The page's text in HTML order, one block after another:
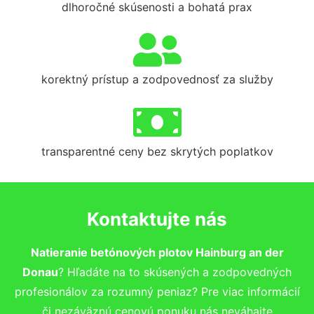
dlhoročné skúsenosti a bohatá prax
korektný prístup a zodpovednosť za služby
transparentné ceny bez skrytých poplatkov
Kontaktujte nás
Natieranie betónových plotov Hainburg an der
Donau? Hľadáte na to skúsených a zodpovedných
profesionálov za rozumný peniaz? Pre viac informácií
či nezáväznú cenovú ponuku nás neváhajte